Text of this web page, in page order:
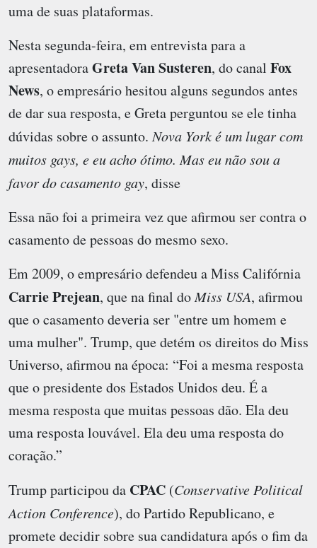
uma de suas plataformas.
Nesta segunda-feira, em entrevista para a
apresentadoraGreta Van Susteren, do canal Fox
News, o empresário hesitou alguns segundos antes
de dar sua resposta, e Greta perguntou se ele tinha
dúvidas sobre o assunto.Nova York é um lugar com
muitos gays, e eu acho ótimo. Mas eu não sou a
favor do casamento gay, disse
Essa não foi a primeira vez que afirmou ser contra o
casamento de pessoas do mesmo sexo.
Em 2009, o empresário defendeu a Miss Califórnia
Carrie Prejean, que na final doMiss USA, afirmou
que o casamento deveria ser "entre um homem e
uma mulher". Trump, que detém os direitos do Miss
Universo, afirmou na época: “Foi a mesma resposta
que o presidente dos Estados Unidos deu. É a
mesma resposta que muitas pessoas dão. Ela deu
uma resposta louvável. Ela deu uma resposta do
coração.”
Trump participou da CPAC (Conservative Political
Action Conference), do Partido Republicano, e
promete decidir sobre sua candidatura após o fim da